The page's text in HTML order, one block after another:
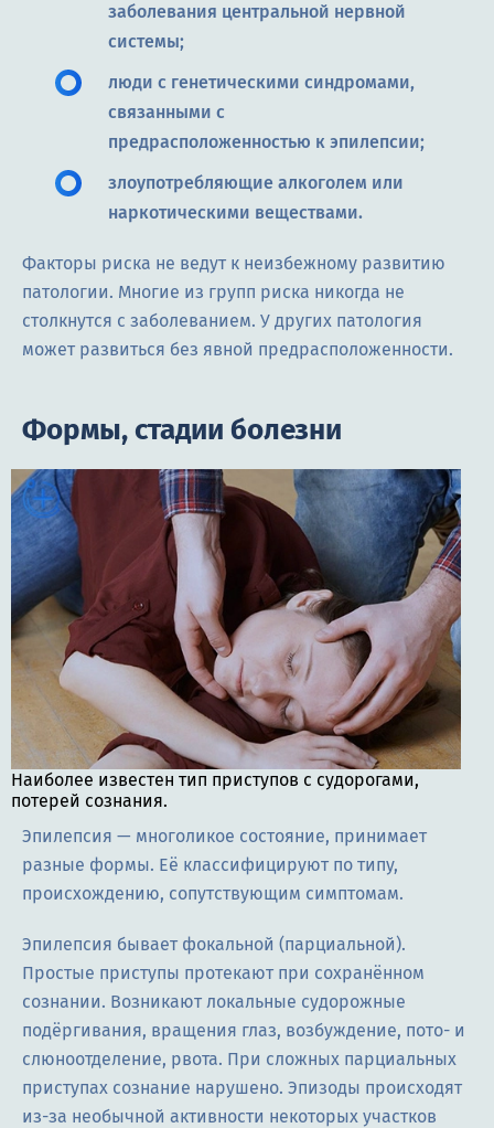
заболевания центральной нервной
системы;
люди с генетическими синдромами,
связанными с
предрасположенностью к эпилепсии;
злоупотребляющие алкоголем или
наркотическими веществами.
Факторы риска не ведут к неизбежному развитию
патологии. Многие из групп риска никогда не
столкнутся с заболеванием. У других патология
может развиться без явной предрасположенности.
Формы, стадии болезни
Наиболее известен тип приступов с судорогами,
потерей сознания.
Эпилепсия — многоликое состояние, принимает
разные формы. Её классифицируют по типу,
происхождению, сопутствующим симптомам.
Эпилепсия бывает фокальной (парциальной).
Простые приступы протекают при сохранённом
сознании. Возникают локальные судорожные
подёргивания, вращения глаз, возбуждение, пото- и
слюноотделение, рвота. При сложных парциальных
приступах сознание нарушено. Эпизоды происходят
из-за необычной активности некоторых участков